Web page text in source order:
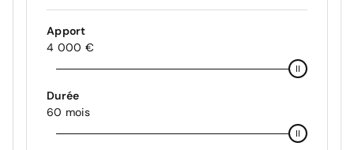
Apport
4 000 €
Durée
60 mois